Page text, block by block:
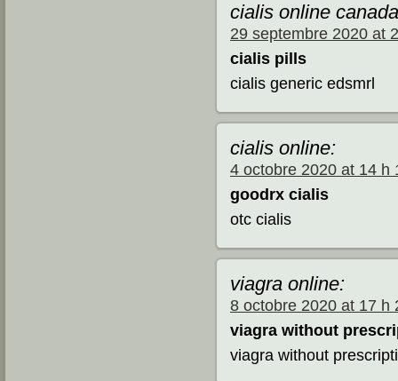
cialis online
29 septembre 2020 at
cialis pills
cialis generic edsmrl
cialis online:
4 octobre 2020 at 14 h
goodrx cialis
otc cialis
viagra online:
8 octobre 2020 at 17 h
viagra without
viagra without